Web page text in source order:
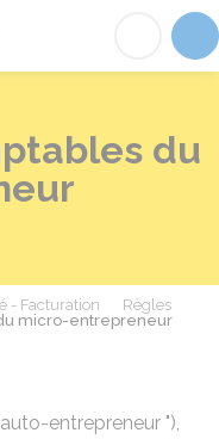
Fréville-du-
du
- Facturation
Règles
micro-entrepreneur
entrepreneur "),